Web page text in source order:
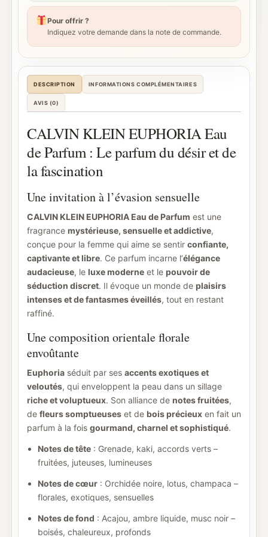
Pour offrir ?
Indiquez votre demande dans la note de commande.
DESCRIPTION INFORMATIONS COMPLÉMENTAIRES
AVIS (0)
CALVIN KLEIN EUPHORIA Eau
de Parfum : Le parfum du désir et de
la fascination
Une invitation à l’évasion sensuelle
CALVIN KLEIN EUPHORIA Eau de Parfum est une
fragrance mystérieuse, sensuelle et addictive,
conçue pour la femme qui aime se sentir confiante,
captivante et libre. Ce parfum incarne l’élégance
audacieuse, le luxe moderne et le pouvoir de
séduction discret. Il évoque un monde de plaisirs
intenses et de fantasmes éveillés, tout en restant
raffiné.
Une composition orientale florale
envoûtante
Euphoria séduit par ses accents exotiques et
veloutés, qui enveloppent la peau dans un sillage
riche et voluptueux. Son alliance de notes fruitées,
de fleurs somptueuses et de bois précieux en fait un
parfum à la fois gourmand, charnel et sophistiqué.
Notes de tête : Grenade, kaki, accords verts –
fruitées, juteuses, lumineuses
Notes de cœur : Orchidée noire, lotus, champaca –
florales, exotiques, sensuelles
Notes de fond : Acajou, ambre liquide, musc noir –
boisés, chaleureux, profonds